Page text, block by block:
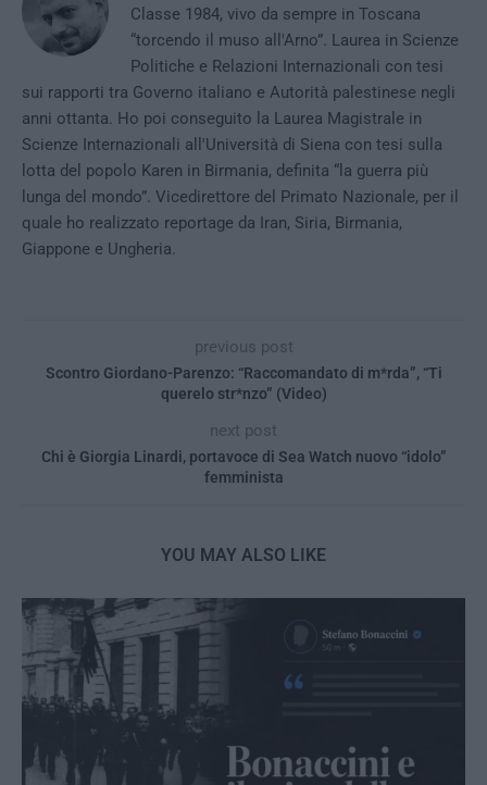
Classe 1984, vivo da sempre in Toscana
“torcendo il muso all'Arno”. Laurea in Scienze
Politiche e Relazioni Internazionali con tesi
sui rapporti tra Governo italiano e Autorità palestinese negli
anni ottanta. Ho poi conseguito la Laurea Magistrale in
Scienze Internazionali all'Università di Siena con tesi sulla
lotta del popolo Karen in Birmania, definita “la guerra più
lunga del mondo”. Vicedirettore del Primato Nazionale, per il
quale ho realizzato reportage da Iran, Siria, Birmania,
Giappone e Ungheria.
previous post
Scontro Giordano-Parenzo: “Raccomandato di m*rda”, “Ti
querelo str*nzo” (Video)
next post
Chi è Giorgia Linardi, portavoce di Sea Watch nuovo “idolo”
femminista
YOU MAY ALSO LIKE